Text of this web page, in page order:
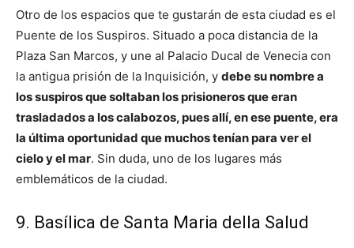
Otro de los espacios que te gustarán de esta ciudad es el
Puente de los Suspiros. Situado a poca distancia de la
Plaza San Marcos, y une al Palacio Ducal de Venecia con
la antigua prisión de la Inquisición, y debe su nombre a
los suspiros que soltaban los prisioneros que eran
trasladados a los calabozos, pues allí, en ese puente, era
la última oportunidad que muchos tenían para ver el
cielo y el mar. Sin duda, uno de los lugares más
emblemáticos de la ciudad.
9. Basílica de Santa Maria della Salud